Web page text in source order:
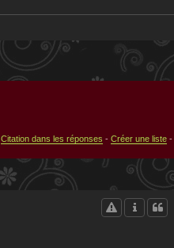
Citation dans les réponses - Créer une liste -